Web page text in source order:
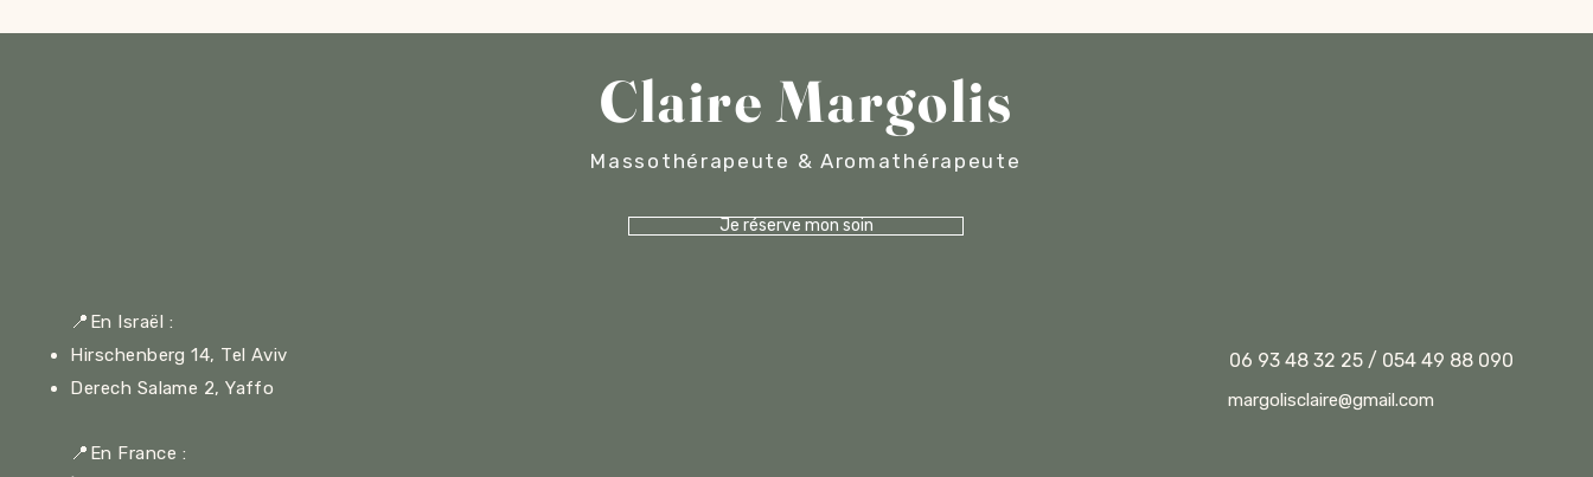
📍 En Israël :
Hirschenberg 14, Tel Aviv
Derech Salame 2, Yaffo
📍 En France :
Claire Margolis
Massothérapeute & Aromathérapeute
Je réserve mon soin
06 93 48 32 25 / 054 49 88 090
margolisclaire@gmail.com